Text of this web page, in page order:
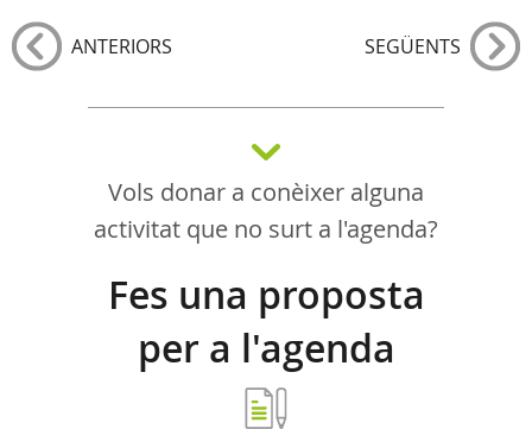
ANTERIORS SEGÜENTS
Vols donar a conèixer alguna
activitat que no surt a l'agenda?
Fes una proposta
per a l'agenda
d'activitats